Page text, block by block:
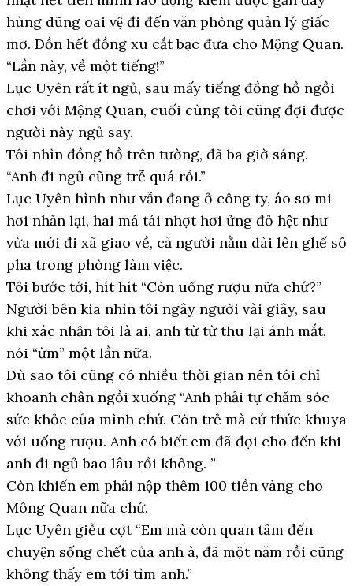
hùng dũng oai vệ đi đến văn phòng quản lý giấc
mơ. Dồn hết đồng xu cắt bạc đưa cho Mộng Quan.
“Lần này, về một tiếng!”
Lục Uyên rất ít ngủ, sau mấy tiếng đồng hồ ngồi
chơi với Mộng Quan, cuối cùng tôi cũng đợi được
người này ngủ say.
Tôi nhìn đồng hồ trên tường, đã ba giờ sáng.
“Anh đi ngủ cũng trễ quá rồi.”
Lục Uyên hình như vẫn đang ở công ty, áo sơ mi
hơi nhăn lại, hai má tái nhợt hơi ửng đỏ hệt như
vừa mới đi xã giao về, cả người nằm dài lên ghế sô
pha trong phòng làm việc.
Tôi bước tới, hít hít “Còn uống rượu nữa chứ?”
Người bên kia nhìn tôi ngây người vài giây, sau
khi xác nhận tôi là ai, anh từ từ thu lại ánh mắt,
nói “ừm” một lần nữa.
Dù sao tôi cũng có nhiều thời gian nên tôi chỉ
khoanh chân ngồi xuống “Anh phải tự chăm sóc
sức khỏe của mình chứ. Còn trẻ mà cứ thức khuya
với uống rượu. Anh có biết em đã đợi cho đến khi
anh đi ngủ bao lâu rồi không. ”
Còn khiến em phải nộp thêm 100 tiền vàng cho
Mông Quan nữa chứ.
Lục Uyên giễu cợt “Em mà còn quan tâm đến
chuyện sống chết của anh à, đã một năm rồi cũng
không thấy em tới tìm anh.”